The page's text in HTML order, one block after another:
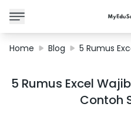
Corporate Solutions
Home Blog 5 Rumus
5 Rumus Excel
Contoh